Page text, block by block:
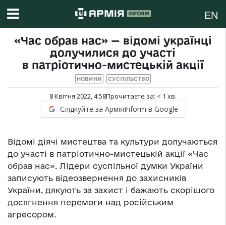
EN
«Час обрав нас» — відомі українці
долучилися до участі
в патріотично-мистецькій акції
НОВИНИ СУСПІЛЬСТВО
8 Квітня 2022, 4:58Прочитаєте за: < 1 хв.
Слідкуйте за АрміяInform в Google
Відомі діячі мистецтва та культури долучаються
до участі в патріотично-мистецькій акції «Час
обрав нас». Лідери суспільної думки України
записують відеозвернення до захисників
України, дякують за захист і бажають скорішого
досягнення перемоги над російським
агресором.